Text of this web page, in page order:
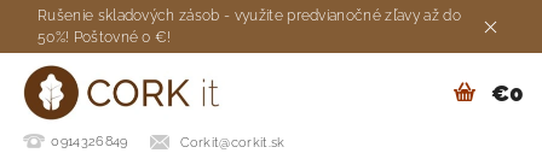
Rušenie skladových zásob - využite predvianočné zľavy až do
50%! Poštovné 0 €!
0914326849 Corkit@corkit.sk
€0